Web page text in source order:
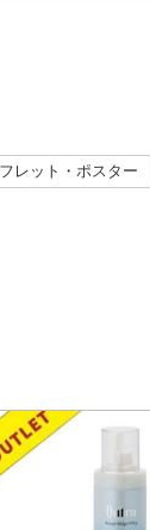
レット・ポスター